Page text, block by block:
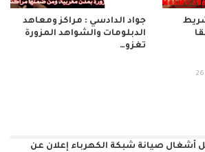
جواد الدادسي : مراكز ومعاهد
الدبلومات والشواهد المزورة
تغزو…
أشغال صيانة شبكة الكهرباء إعلان عن